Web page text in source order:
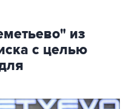
из
с целью